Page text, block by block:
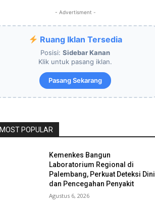
- Advertisment -
Ruang Iklan Tersedia
Posisi: Sidebar Kanan
Klik untuk pasang iklan.
Pasang Sekarang
MOST POPULAR
Kemenkes Bangun
Laboratorium Regional di
Palembang, Perkuat Deteksi Dini
dan Pencegahan Penyakit
Agustus 6, 2026